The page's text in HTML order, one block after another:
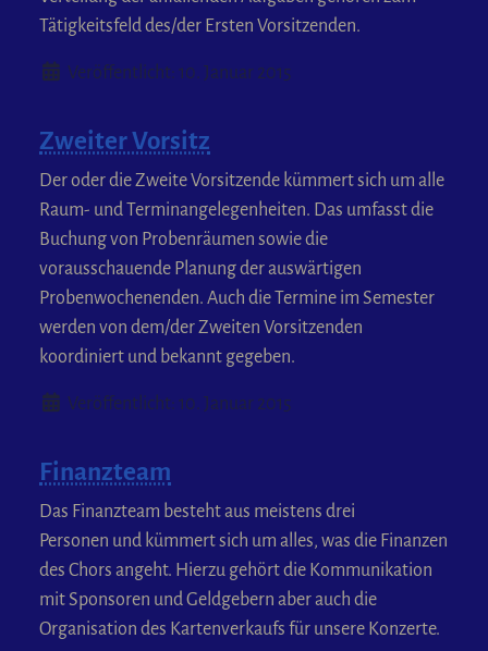
Tätigkeitsfeld des/der Ersten Vorsitzenden.
DetailsVeröffentlicht: 10. Januar 2015
Zweiter Vorsitz
Der oder die Zweite Vorsitzende kümmert sich um alle
Raum- und Terminangelegenheiten. Das umfasst die
Buchung von Probenräumen sowie die
vorausschauende Planung der auswärtigen
Probenwochenenden. Auch die Termine im Semester
werden von dem/der Zweiten Vorsitzenden
koordiniert und bekannt gegeben.
DetailsVeröffentlicht: 10. Januar 2015
Finanzteam
Das Finanzteam besteht aus meistens drei
Personen und kümmert sich um alles, was die Finanzen
des Chors angeht. Hierzu gehört die Kommunikation
mit Sponsoren und Geldgebern aber auch die
Organisation des Kartenverkaufs für unsere Konzerte.